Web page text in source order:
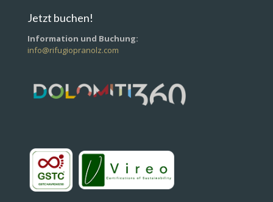
Jetzt buchen!
Information und Buchung:
info@rifugiopranolz.com